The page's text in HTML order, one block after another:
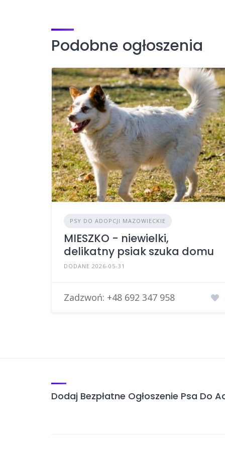
Podobne ogłoszenia
PSY DO ADOPCJI MAZOWIECKIE
MIESZKO - niewielki,
delikatny psiak szuka domu
DODANE 2026-05-31
Zadzwoń: +48 692 347 958
Dodaj Bezpłatne Ogłoszenie Psa Do